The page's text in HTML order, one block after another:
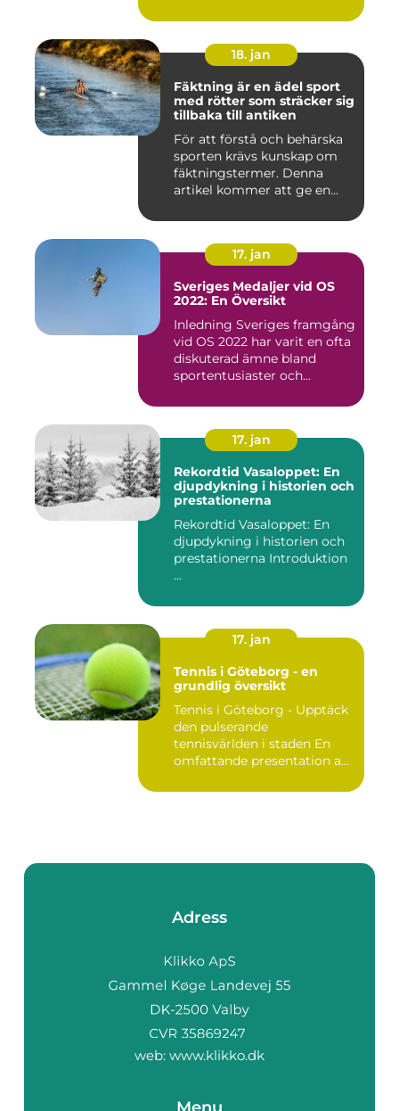
18. jan
Fäktning är en ädel sport
med rötter som sträcker sig
tillbaka till antiken
För att förstå och behärska
sporten krävs kunskap om
fäktningstermer. Denna
artikel kommer att ge en...
17. jan
Sveriges Medaljer vid OS
2022: En Översikt
Inledning Sveriges framgång
vid OS 2022 har varit en ofta
diskuterad ämne bland
sportentusiaster och...
17. jan
Rekordtid Vasaloppet: En
djupdykning i historien och
prestationerna
Rekordtid Vasaloppet: En
djupdykning i historien och
prestationerna Introduktion
...
17. jan
Tennis i Göteborg - en
grundlig översikt
Tennis i Göteborg - Upptäck
den pulserande
tennisvärlden i staden En
omfattande presentation av
Adress
web: www.klikko.dk
Menu